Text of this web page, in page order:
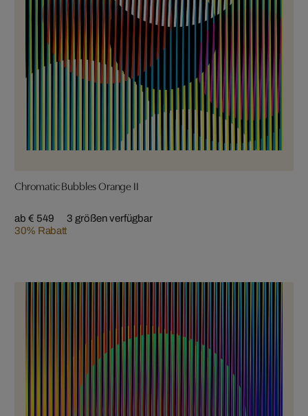
Chromatic Bubbles Orange II
ab € 549
30% Rabatt
3 größen verfügbar